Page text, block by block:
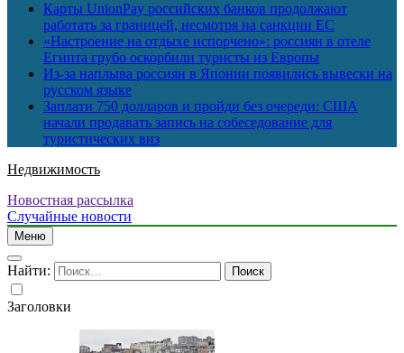
Карты UnionPay российских банков продолжают
работать за границей, несмотря на санкции ЕС
«Настроение на отдыхе испорчено»: россиян в отеле
Египта грубо оскорбили туристы из Европы
Из-за наплыва россиян в Японии появились вывески на
русском языке
Заплати 750 долларов и пройди без очереди: США
начали продавать запись на собеседование для
туристических виз
Недвижимость
Новостная рассылка
Случайные новости
Меню
Найти:
Заголовки